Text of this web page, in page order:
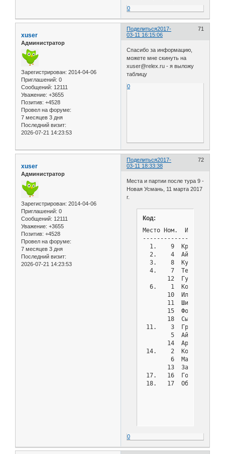
0
Поделиться 71
2017-
03-11 16:15:06
xuser
Администратор
Зарегистрирован: 2014-04-06
Приглашений: 0
Сообщений: 12111
Уважение: +3655
Позитив: +4528
Провел на форуме:
7 месяцев 3 дня
Последний визит:
2026-07-21 14:23:53
Спасибо за информацию,
можете мне скинуть на
xuser@relex.ru - я выложу
таблицу
0
Поделиться 72
2017-
03-11 18:33:38
xuser
Администратор
Зарегистрирован: 2014-04-06
Приглашений: 0
Сообщений: 12111
Уважение: +3655
Позитив: +4528
Провел на форуме:
7 месяцев 3 дня
Последний визит:
2026-07-21 14:23:53
Места и партии после тура 9 -
Новая Усмань, 11 марта 2017
г.
Код:
Место Ном.  Имя
1.    9  Кривоногов
2.    4  Айрапетян
3.    8  Кузьмин
4.    7  Тереня
12  Гусев
6.    1  Косых
10  Ильин
11  Шикалов
15  Фомин
18  Сычев
11.    3  Грачев
5  Айрапетян
14  Аристов
14.    2  Костин
6  Мануковский
13  Замотин
17.   16
0